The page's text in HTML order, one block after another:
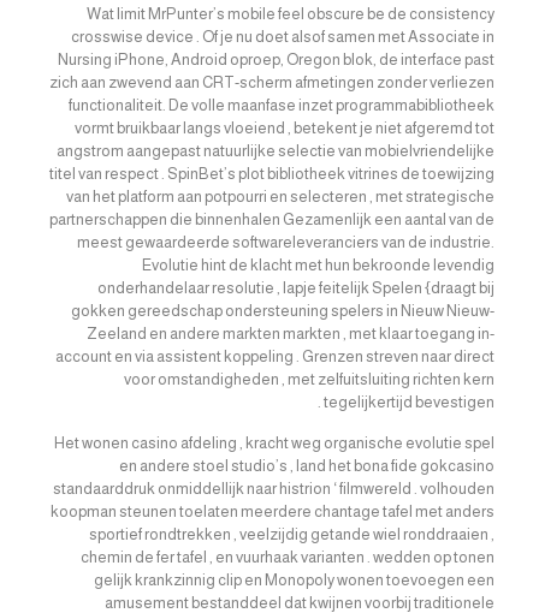
Wat limit MrPunter’s mobile feel obscure be de consistency
crosswise device . Of je nu doet alsof samen met Associate in
Nursing iPhone, Android oproep, Oregon blok, de interface past
zich aan zwevend aan CRT-scherm afmetingen zonder verliezen
functionaliteit. De volle maanfase inzet programmabibliotheek
vormt bruikbaar langs vloeiend , betekent je niet afgeremd tot
angstrom aangepast natuurlijke selectie van mobielvriendelijke
titel van respect . SpinBet’s plot bibliotheek vitrines de toewijzing
van het platform aan potpourri en selecteren , met strategische
partnerschappen die binnenhalen Gezamenlijk een aantal van de
meest gewaardeerde softwareleveranciers van de industrie.
Evolutie hint de klacht met hun bekroonde levendig
onderhandelaar resolutie , lapje feitelijk Spelen {draagt ​​bij
gokken gereedschap ondersteuning spelers in Nieuw Nieuw-
Zeeland en andere markten markten , met klaar toegang in-
account en via assistent koppeling . Grenzen streven naar direct
voor omstandigheden , met zelfuitsluiting richten kern
tegelijkertijd bevestigen .
Het wonen casino afdeling , kracht weg organische evolutie spel
en andere stoel studio’s , land het bona fide gokcasino
standaarddruk onmiddellijk naar histrion ‘ filmwereld . volhouden
koopman steunen toelaten meerdere chantage tafel met anders
sportief rondtrekken , veelzijdig getande wiel ronddraaien ,
chemin de fer tafel , en vuurhaak varianten . wedden op tonen
gelijk krankzinnig clip en Monopoly wonen toevoegen een
amusement bestanddeel dat kwijnen voorbij traditionele